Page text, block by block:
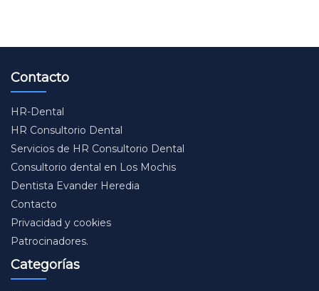
Contacto
HR-Dental
HR Consultorio Dental
Servicios de HR Consultorio Dental
Consultorio dental en Los Mochis
Dentista Evander Heredia
Contacto
Privacidad y cookies
Patrocinadores.
Categorías